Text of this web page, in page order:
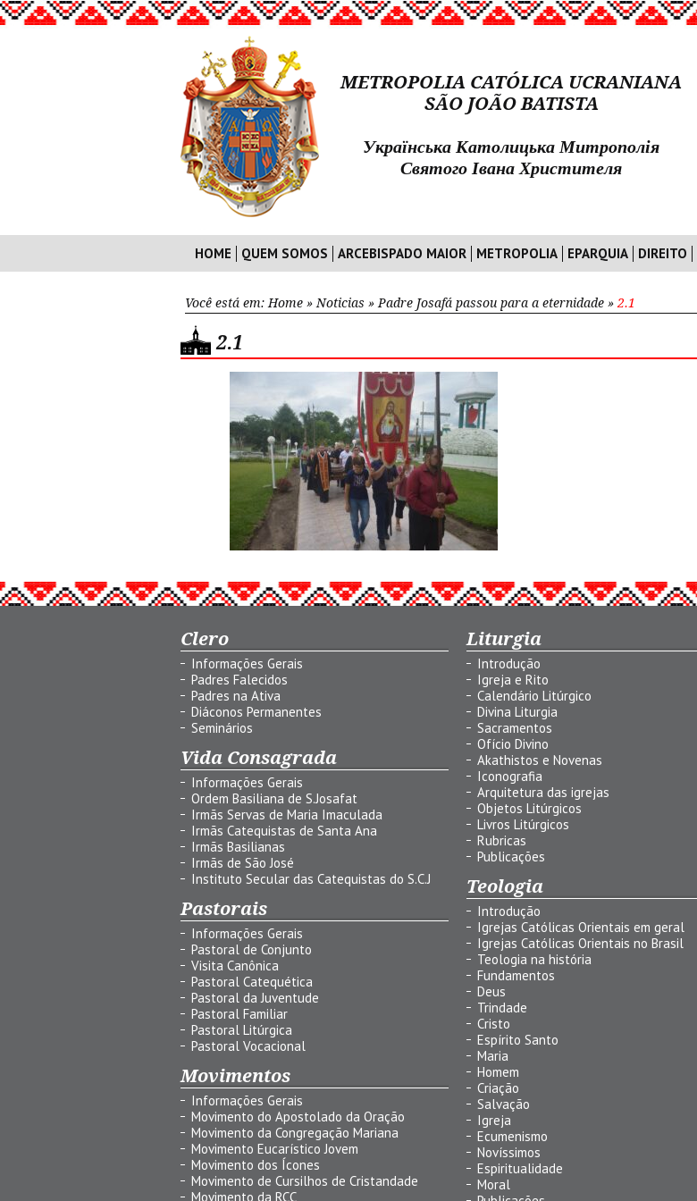
METROPOLIA CATÓLICA UCRANIANA
SÃO JOÃO BATISTA
Українська Католицька Митрополія
Святого Івана Христителя
HOME QUEM SOMOS ARCEBISPADO MAIOR METROPOLIA EPARQUIA DIREITO
Você está em: Home » Noticias » Padre Josafá passou para a eternidade » 2.1
2.1
Clero
Informações Gerais
Padres Falecidos
Padres na Ativa
Diáconos Permanentes
Seminários
Vida Consagrada
Informações Gerais
Ordem Basiliana de S.Josafat
Irmãs Servas de Maria Imaculada
Irmãs Catequistas de Santa Ana
Irmãs Basilianas
Irmãs de São José
Instituto Secular das Catequistas do S.C.J
Pastorais
Informações Gerais
Pastoral de Conjunto
Visita Canônica
Pastoral Catequética
Pastoral da Juventude
Pastoral Familiar
Pastoral Litúrgica
Pastoral Vocacional
Movimentos
Informações Gerais
Movimento do Apostolado da Oração
Movimento da Congregação Mariana
Movimento Eucarístico Jovem
Movimento dos Ícones
Movimento de Cursilhos de Cristandade
Movimento da RCC
Liturgia
Introdução
Igreja e Rito
Calendário Litúrgico
Divina Liturgia
Sacramentos
Ofício Divino
Akathistos e Novenas
Iconografia
Arquitetura das igrejas
Objetos Litúrgicos
Livros Litúrgicos
Rubricas
Publicações
Teologia
Introdução
Igrejas Católicas Orientais em geral
Igrejas Católicas Orientais no Brasil
Teologia na história
Fundamentos
Deus
Trindade
Cristo
Espírito Santo
Maria
Homem
Criação
Salvação
Igreja
Ecumenismo
Novíssimos
Espiritualidade
Moral